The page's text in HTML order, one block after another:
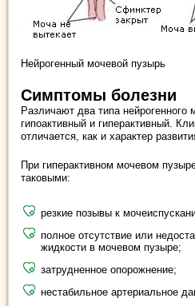
Нейрогенный мочевой пузырь
Симптомы болезни
Различают два типа нейрогенного
гипоактивный и гиперактивный.
отличается, как и характер
При гиперактивном мочевом
таковыми:
резкие позывы к
полное отсутствие или
жидкости в мочевом пузыре;
затрудненное опорожнение;
нестабильное артериальное